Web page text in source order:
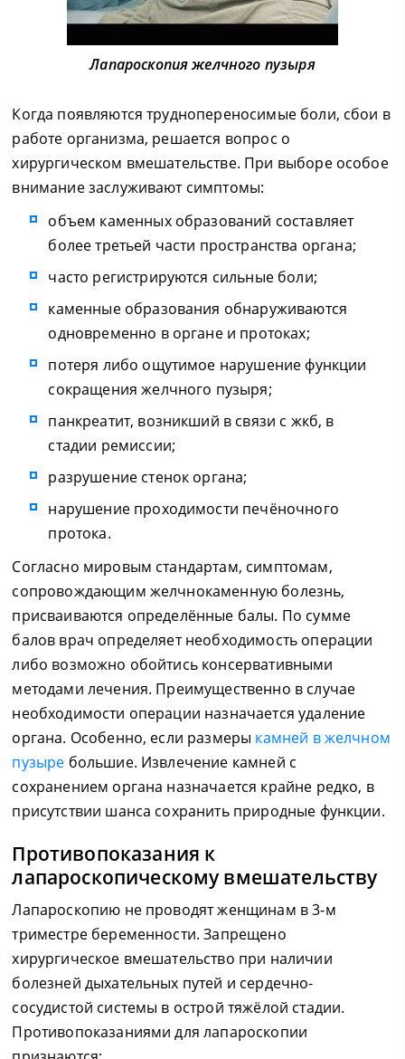
Лапароскопия желчного пузыря
Когда появляются труднопереносимые боли, сбои в
работе организма, решается вопрос о
хирургическом вмешательстве. При выборе особое
внимание заслуживают симптомы:
объем каменных образований составляет
более третьей части пространства органа;
часто регистрируются сильные боли;
каменные образования обнаруживаются
одновременно в органе и протоках;
потеря либо ощутимое нарушение функции
сокращения желчного пузыря;
панкреатит, возникший в связи с жкб, в
стадии ремиссии;
разрушение стенок органа;
нарушение проходимости печёночного
протока.
Согласно мировым стандартам, симптомам,
сопровождающим желчнокаменную болезнь,
присваиваются определённые балы. По сумме
балов врач определяет необходимость операции
либо возможно обойтись консервативными
методами лечения. Преимущественно в случае
необходимости операции назначается удаление
органа. Особенно, если размеры камней в желчном
пузыре большие. Извлечение камней с
сохранением органа назначается крайне редко, в
присутствии шанса сохранить природные функции.
Противопоказания к
лапароскопическому вмешательству
Лапароскопию не проводят женщинам в 3-м
триместре беременности. Запрещено
хирургическое вмешательство при наличии
болезней дыхательных путей и сердечно-
сосудистой системы в острой тяжёлой стадии.
Противопоказаниями для лапароскопии